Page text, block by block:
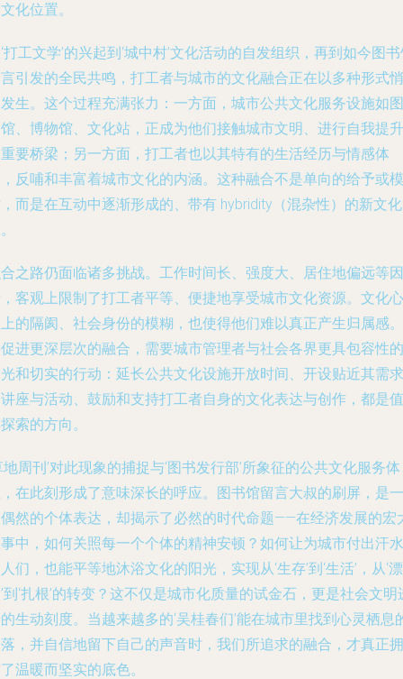
化位置。
打工文学’的兴起到‘城中村’文化活动的自发组织，再到如今图
引发的全民共鸣，打工者与城市的文化融合正在以多种形式悄
生。这个过程充满张力：一方面，城市公共文化服务设施如图
、博物馆、文化站，正成为他们接触城市文明、进行自我提升
要桥梁；另一方面，打工者也以其特有的生活经历与情感体
反哺和丰富着城市文化的内涵。这种融合不是单向的给予或模
而是在互动中逐渐形成的、带有 hybridity（混杂性）的新文
之路仍面临诸多挑战。工作时间长、强度大、居住地偏远等因
客观上限制了打工者平等、便捷地享受城市文化资源。文化心
的隔阂、社会身份的模糊，也使得他们难以真正产生归属感。
进更深层次的融合，需要城市管理者与社会各界更具包容性的
和切实的行动：延长公共文化设施开放时间、开设贴近其需求
座与活动、鼓励和支持打工者自身的文化表达与创作，都是值
索的方向。
地周刊’对此现象的捕捉与‘图书发行部’所象征的公共文化服务体
在此刻形成了意味深长的呼应。图书馆留言大叔的刷屏，是一
然的个体表达，却揭示了必然的时代命题——在经济发展的宏
中，如何关照每一个个体的精神安顿？如何让为城市付出汗水
们，也能平等地沐浴文化的阳光，实现从‘生存’到‘生活’，从‘漂
到‘扎根’的转变？这不仅是城市化质量的试金石，更是社会文明
生动刻度。当越来越多的‘吴桂春们’能在城市里找到心灵栖息
，并自信地留下自己的声音时，我们所追求的融合，才真正拥
温暖而坚实的底色。